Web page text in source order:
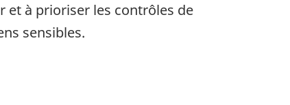
et à prioriser les contrôles de
sensibles.